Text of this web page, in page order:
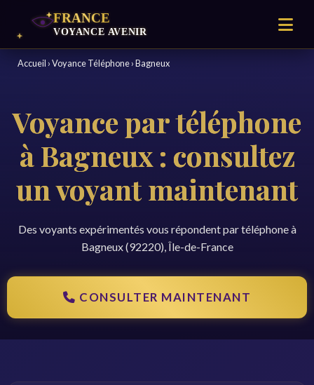
Accueil ›Voyance Téléphone›Bagneux
Voyance par téléphone
à Bagneux : consultez
un voyant maintenant
Des voyants expérimentés vous répondent par téléphone à
Bagneux (92220), Île-de-France
CONSULTER MAINTENANT